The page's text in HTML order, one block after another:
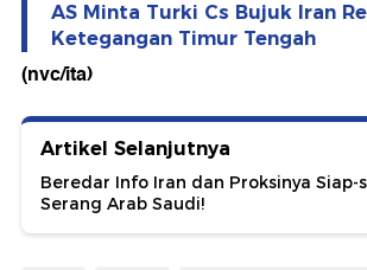
AS Minta Turki Cs Bujuk Iran
Ketegangan Timur Tengah
(nvc/ita)
Artikel Selanjutnya
Beredar Info Iran dan Proksinya Siap-
Serang Arab Saudi!